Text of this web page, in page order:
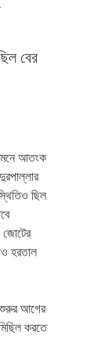
বের
আতংক
ছিল
জোটের
হরতাল
শুরুর আগের
করতে